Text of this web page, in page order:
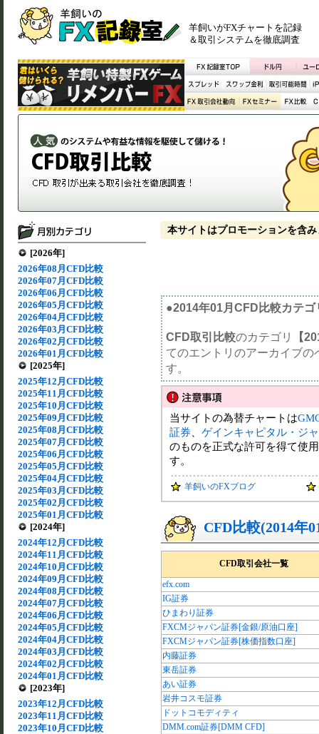
羊飼いがFXチャートを記録
＆取引システムを徹底調査
[2026年]
2026年08月CFD比較
2026年07月CFD比較
2026年06月CFD比較
2026年05月CFD比較
2026年04月CFD比較
2026年03月CFD比較
2026年02月CFD比較
2026年01月CFD比較
[2025年]
2025年12月CFD比較
2025年11月CFD比較
2025年10月CFD比較
2025年09月CFD比較
2025年08月CFD比較
2025年07月CFD比較
2025年06月CFD比較
2025年05月CFD比較
2025年04月CFD比較
2025年03月CFD比較
2025年02月CFD比較
2025年01月CFD比較
[2024年]
2024年12月CFD比較
2024年11月CFD比較
2024年10月CFD比較
2024年09月CFD比較
2024年08月CFD比較
2024年07月CFD比較
2024年06月CFD比較
2024年05月CFD比較
2024年04月CFD比較
2024年03月CFD比較
2024年02月CFD比較
2024年01月CFD比較
[2023年]
2023年12月CFD比較
2023年11月CFD比較
2023年10月CFD比較
本サイトはプロモーションを含み
●2014年01月CFD比較カテゴ
CFD取引比較のカテゴリ
【
てのエントリのアーカイブ
す。
当サイトの為替チャートは
証券
ゲインキャピタル・ジ
のものを正式な許可を得て使
す。
羊飼いのFXブログ
CFD比較(2014年
CFD取引会社一覧
efx.com
IG証券
ひまわり証券
FXCMジャパン証券[金銀/原油口座]
FXCMジャパン証券[株価指数口座]
内藤証券
東岳証券
あい証券
岩井コスモ証券
ドットコモディティ
DMM.com証券[DMM CFD]